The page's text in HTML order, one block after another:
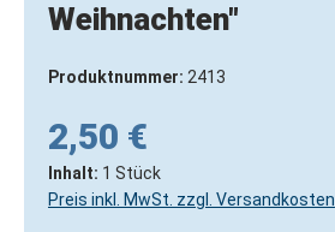
Weihnachten"
Produktnummer: 2413
2,50 €
Inhalt: 1 Stück
Preis inkl. MwSt. zzgl. Versandkosten